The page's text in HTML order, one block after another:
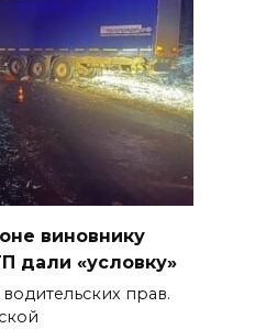
виновнику
дали «условку»
прав.